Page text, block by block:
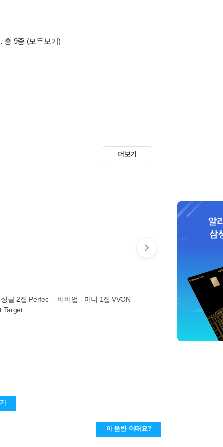
총 9종 (모두보기)
더보기
글 2집 Perfec
t Target
비비업 - 미니 1집 VVON
퀸즈아이 - 미니 2집 PRI
SM EP.02
이 음반 어때요?